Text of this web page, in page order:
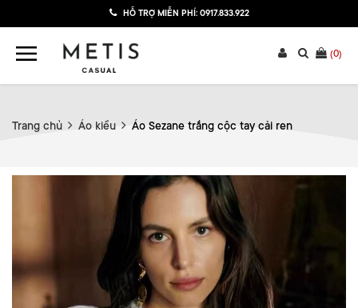
HỖ TRỢ MIỄN PHÍ: 0917.833.922
(0)
Trang chủ Áo kiểu Áo Sezane trắng cộc tay cải ren